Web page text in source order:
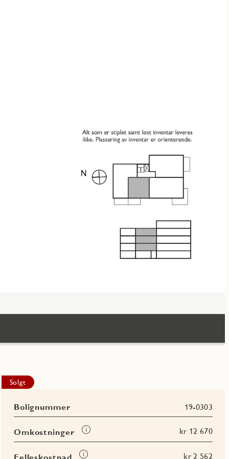
Solgt
Bolignummer 19-0303
Omkostninger
Les
mer
om
kr 12 670
Felleskostnad
Les
kr 2 562